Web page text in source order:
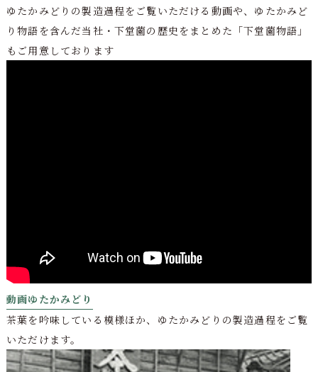
ゆたかみどりの製造過程をご覧いただける動画や、ゆたかみど
り物語を含んだ当社・下堂薗の歴史をまとめた「下堂薗物語」
もご用意しております
動画ゆたかみどり
茶葉を吟味している模様ほか、ゆたかみどりの製造過程をご覧
いただけます。